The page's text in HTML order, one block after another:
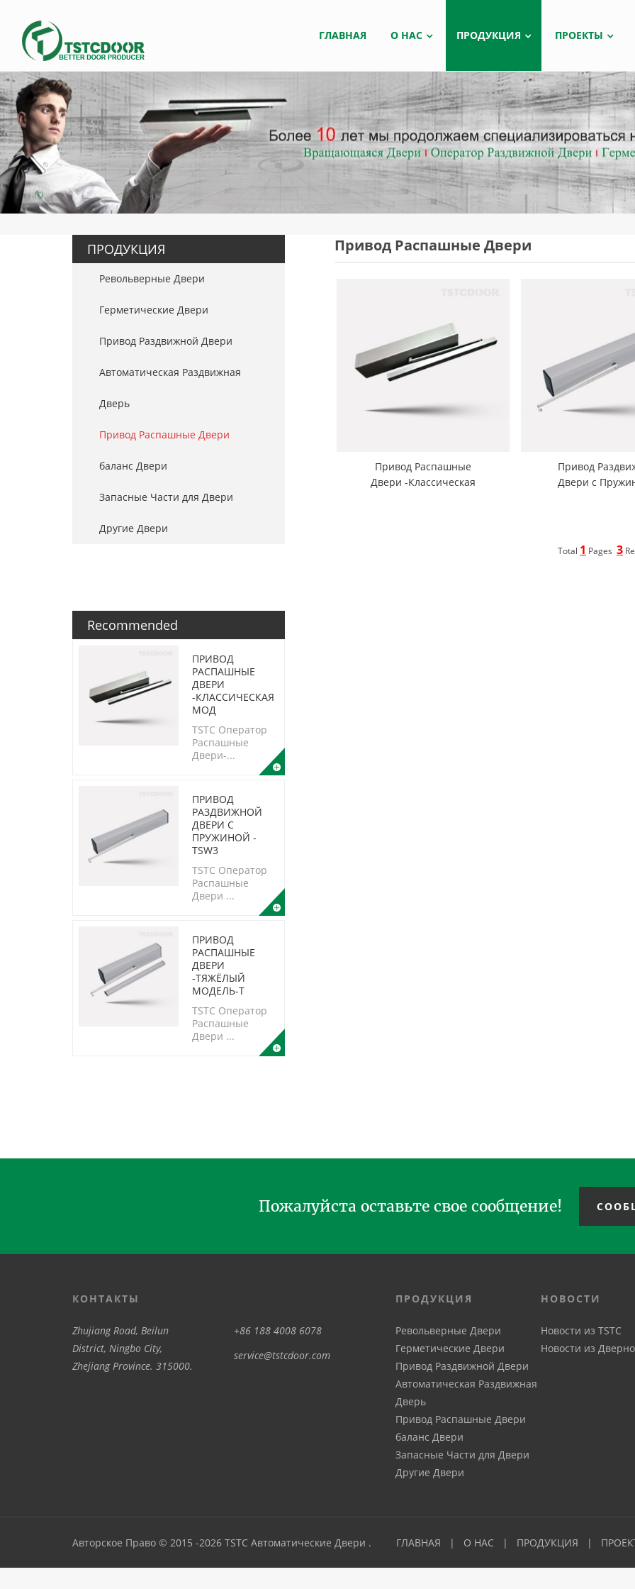
ГЛАВНАЯ О НАС ПРОДУКЦИЯ ПРОЕКТЫ
ПРОДУКЦИЯ
Револьверные Двери
Герметические Двери
Привод Pаздвижной Двери
Автоматическая Pаздвижная
Дверь
Привод Распашные Двери
баланс Двери
Запасные Части для Двери
Другие Двери
Recommended
ПРИВОД
РАСПАШНЫЕ
ДВЕРИ
-КЛАССИЧЕСКАЯ
МОД
TSTC Oператор
Распашные
Двери-...
ПРИВОД
PАЗДВИЖНОЙ
ДВЕРИ С
ПРУЖИНОЙ -
TSW3
TSTC Oператор
Распашные
Двери ...
ПРИВОД
РАСПАШНЫЕ
ДВЕРИ
-ТЯЖЁЛЫЙ
МОДЕЛЬ-T
TSTC Oператор
Распашные
Двери ...
Привод Распашные Двери
Привод Распашные
Двери -Классическая
Привод
Двери с
Total 1 Pages 3
Пожалуйста оставьте свое сообщение!
КОНТАКТЫ
Zhujiang Road, Beilun
District, Ningbo City,
Zhejiang Province. 315000.
+86 188 4008 6078
service@tstcdoor.com
ПРОДУКЦИЯ
Револьверные Двери
Герметические Двери
Привод Pаздвижной Двери
Автоматическая Pаздвижная
Дверь
Привод Распашные Двери
баланс Двери
Запасные Части для Двери
Другие Двери
НОВОСТИ
Новости из TSTC
Новости из
Авторское Право © 2015 -2026 TSTC Автоматические Двери . ГЛАВНАЯ О НАС ПРОДУКЦИЯ